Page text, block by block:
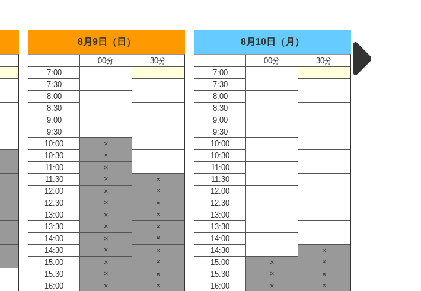
8月9日（日）
00分
30分
7:00
7:30
8:00
8:30
9:00
9:30
10:00
×
10:30
×
11:00
×
11:30
×
×
12:00
×
×
12:30
×
×
13:00
×
×
13:30
×
×
14:00
×
×
14:30
×
×
15:00
×
×
15:30
×
×
16:00
×
×
8月10日（月）
00分
30分
7:00
7:30
8:00
8:30
9:00
9:30
10:00
10:30
11:00
11:30
12:00
12:30
13:00
13:30
14:00
14:30
×
15:00
×
×
15:30
×
×
16:00
×
×